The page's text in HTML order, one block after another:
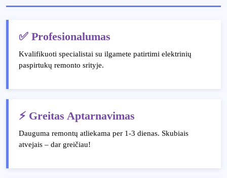
✅ Profesionalumas
Kvalifikuoti specialistai su ilgamete patirtimi elektrinių
paspirtukų remonto srityje.
⚡ Greitas Aptarnavimas
Dauguma remontų atliekama per 1-3 dienas. Skubiais
atvejais – dar greičiau!